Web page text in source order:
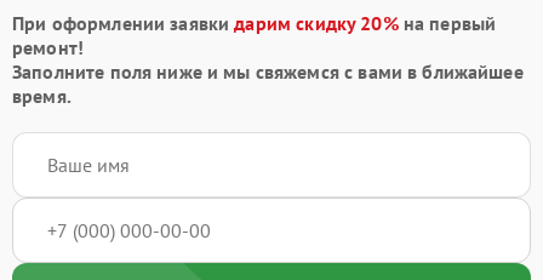
При оформлении заявкидарим скидку 20%на первый
ремонт!
Заполните поля ниже и мы свяжемся с вами в ближайшее
время.